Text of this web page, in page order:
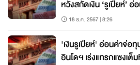
หวังสกัดเงิน ‘รูเปียห์’ อ่
18 ธ.ค. 2567 | 8:26
'เงินรูเปียห์' อ่อนค่าจ่อทุบสถิติใ
อินโดฯ เร่งแทรกแซงเต็